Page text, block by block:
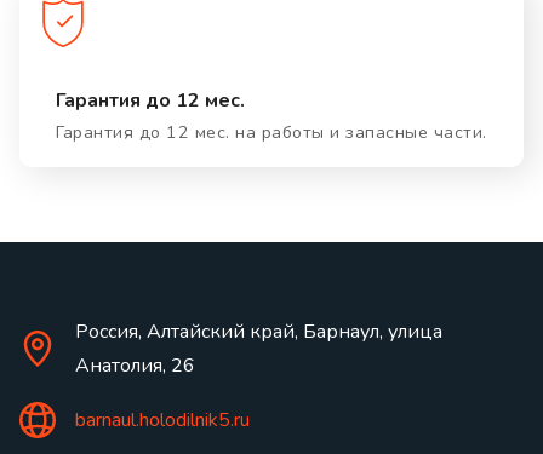
Гарантия до 12 мес.
Гарантия до 12 мес. на работы и запасные части.
Россия, Алтайский край, Барнаул, улица
Анатолия, 26
barnaul.holodilnik5.ru